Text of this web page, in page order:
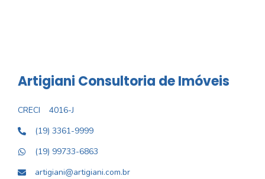
Artigiani Consultoria de Imóveis
CRECI
4016-J
(19) 3361-9999
(19) 99733-6863
artigiani@artigiani.com.br